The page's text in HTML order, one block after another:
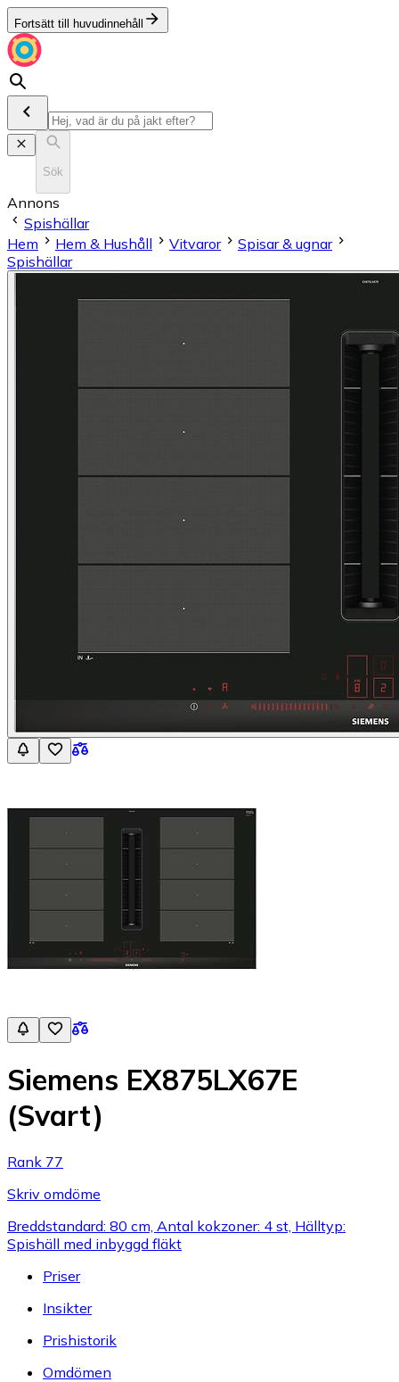
Fortsätt till huvudinnehåll
Sök
Annons
Spishällar
Hem
Hem & Hushåll Vitvaror
Spisar & ugnar
Spishällar
Siemens EX875LX67E
(Svart)
Rank 77
Skriv omdöme
Breddstandard: 80 cm, Antal kokzoner: 4 st, Hälltyp:
Spishäll med inbyggd fläkt
Priser
Insikter
Prishistorik
Omdömen